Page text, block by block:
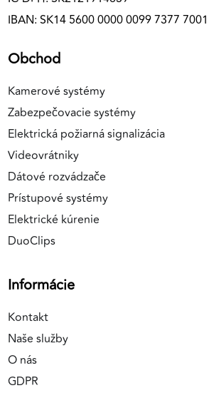
IBAN: SK14 5600 0000 0099 7377 7001
Obchod
Kamerové systémy
Zabezpečovacie systémy
Elektrická požiarná signalizácia
Videovrátniky
Dátové rozvádzače
Prístupové systémy
Elektrické kúrenie
DuoClips
Informácie
Kontakt
Naše služby
O nás
GDPR